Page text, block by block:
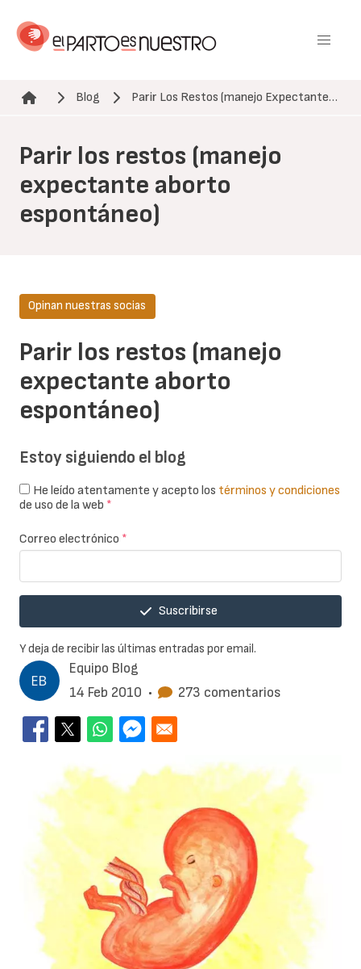
contenido
Ruta de navegación
Blog Parir Los Restos (manejo Expectante…
Parir los restos (manejo
expectante aborto
espontáneo)
Equipo Blog
14 Feb 2010 • 273 comentarios
Parir los restos (manejo
expectante aborto
espontáneo)
Opinan nuestras socias
Estoy siguiendo el blog
He leído atentamente y acepto los términos y condiciones
de uso de la web *
Correo electrónico *
Suscribirse
Y deja de recibir las últimas entradas por email.